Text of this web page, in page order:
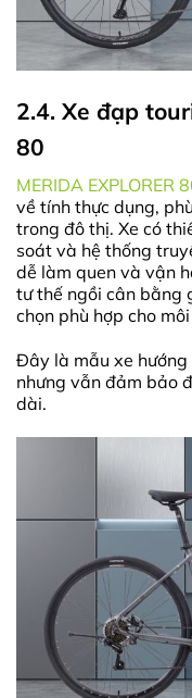
2.4. Xe đạp
80
MERIDA EXPLORER
về tính thực dụng,
trong đô thị. Xe có
soát và hệ thống
dễ làm quen và vận
tư thế ngồi cân bằng
chọn phù hợp cho
Đây là mẫu xe
nhưng vẫn đảm bảo
dài.